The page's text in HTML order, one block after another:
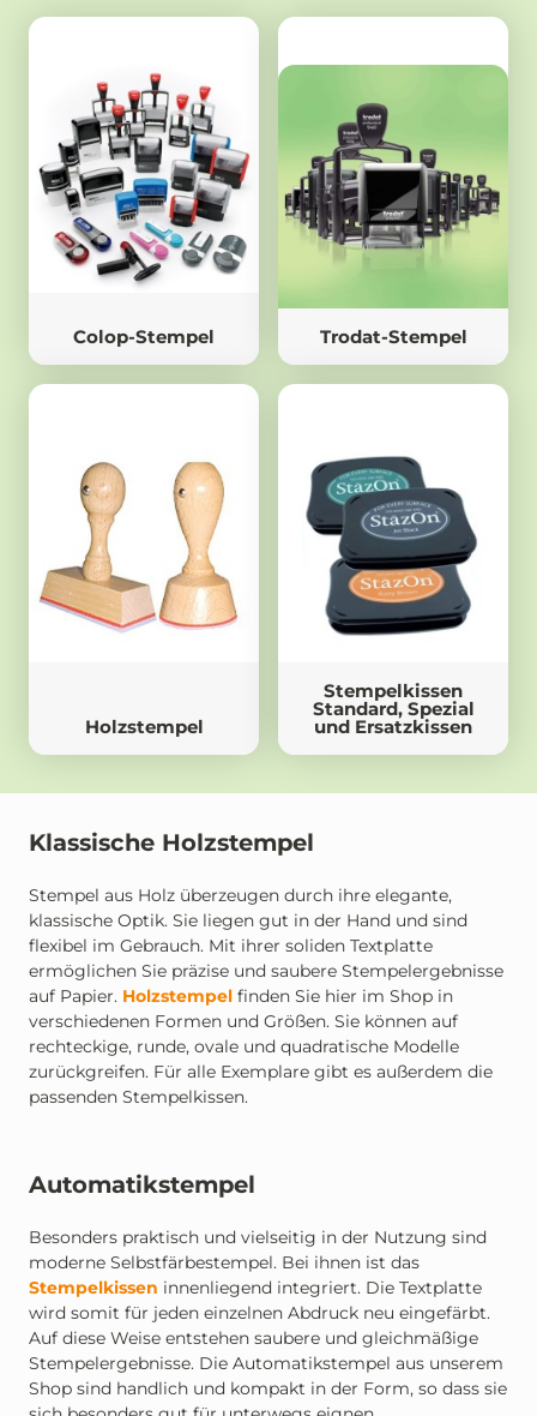
Colop-Stempel Trodat-Stempel
Holzstempel
Stempelkissen
Standard, Spezial
und Ersatzkissen
Klassische Holzstempel
Stempel aus Holz überzeugen durch ihre elegante,
klassische Optik. Sie liegen gut in der Hand und sind
flexibel im Gebrauch. Mit ihrer soliden Textplatte
ermöglichen Sie präzise und saubere Stempelergebnisse
auf Papier. Holzstempel finden Sie hier im Shop in
verschiedenen Formen und Größen. Sie können auf
rechteckige, runde, ovale und quadratische Modelle
zurückgreifen. Für alle Exemplare gibt es außerdem die
passenden Stempelkissen.
Automatikstempel
Besonders praktisch und vielseitig in der Nutzung sind
moderne Selbstfärbestempel. Bei ihnen ist das
Stempelkissen innenliegend integriert. Die Textplatte
wird somit für jeden einzelnen Abdruck neu eingefärbt.
Auf diese Weise entstehen saubere und gleichmäßige
Stempelergebnisse. Die Automatikstempel aus unserem
Shop sind handlich und kompakt in der Form, so dass sie